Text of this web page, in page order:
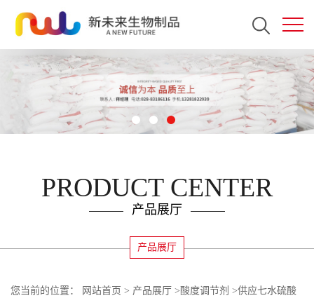
PRODUCT CENTER
产品展厅
产品展厅
您当前的位置： 网站首页 > 产品展厅 >酸度调节剂 >供应七水硫酸